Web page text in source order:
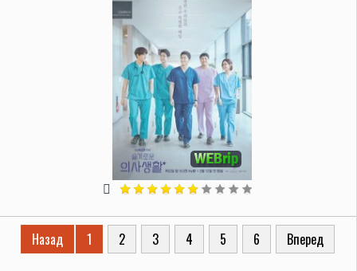
Назад 1 2 3 4 5 6 Вперед